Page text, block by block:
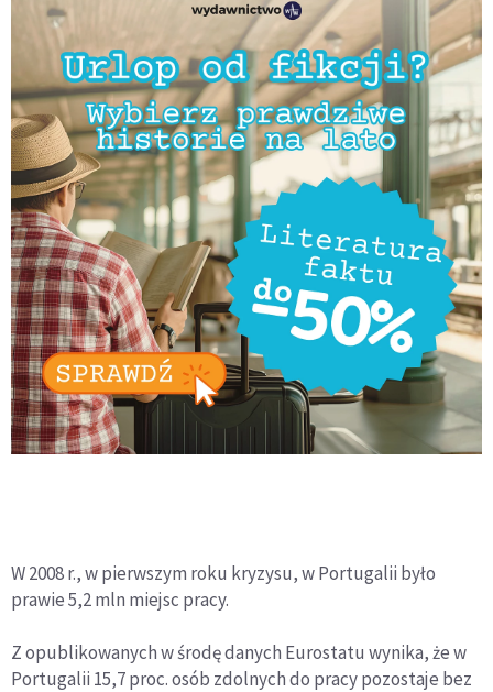
W 2008 r., w pierwszym roku kryzysu, w Portugalii było
prawie 5,2 mln miejsc pracy.
Z opublikowanych w środę danych Eurostatu wynika, że w
Portugalii 15,7 proc. osób zdolnych do pracy pozostaje bez